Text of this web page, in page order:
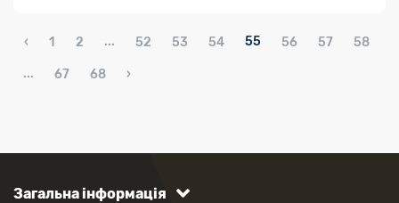
‹ 1 2 ... 52 53 54 55 56 57 58
... 67 68 ›
Загальна інформація